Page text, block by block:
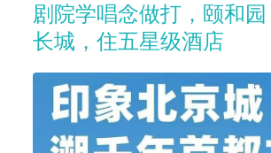
剧院学唱念做打，颐和
长城，住五星级酒店